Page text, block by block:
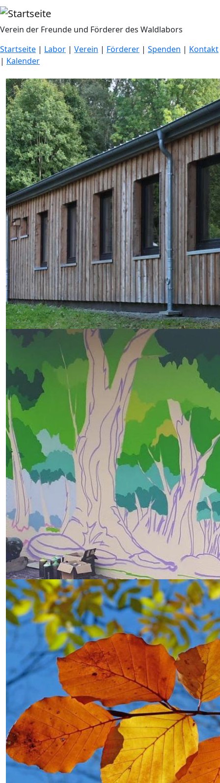
Direkt zum Inhalt
Verein der Freunde und Förderer des Waldlabors
Startseite | Labor | Verein | Förderer | Spenden | Kontakt
| Kalender